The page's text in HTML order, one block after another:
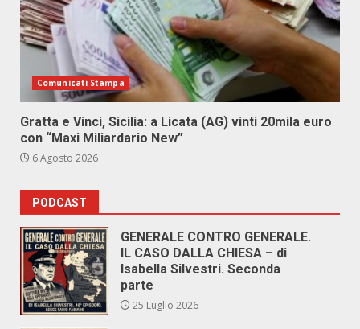
Comunicati Stampa
Gratta e Vinci, Sicilia: a Licata (AG) vinti 20mila euro
con “Maxi Miliardario New”
6 Agosto 2026
PODCAST
GENERALE CONTRO GENERALE.
IL CASO DALLA CHIESA – di
Isabella Silvestri. Seconda
parte
25 Luglio 2026